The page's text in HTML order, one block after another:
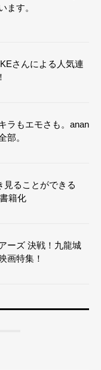
ます。
さんによる人気連
ラもエモさも。anan
部。
見ることができる
籍化
ーズ 決戦！九龍城
画特集！